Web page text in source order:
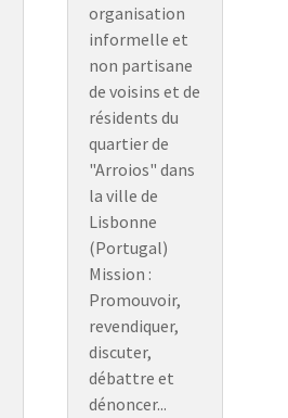
organisation
informelle et
non partisane
de voisins et de
résidents du
quartier de
"Arroios" dans
la ville de
Lisbonne
(Portugal)
Mission :
Promouvoir,
revendiquer,
discuter,
débattre et
dénoncer...